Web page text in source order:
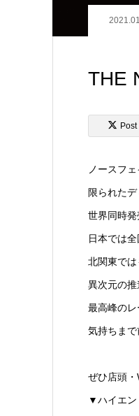
THE
Post
ノースフ
限られた
世界同時発
日本では
北関東では
異次元の推
最高峰のレ
気持ちまで
ぜひ店頭・
▼ハイエン